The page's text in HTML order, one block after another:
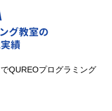
グ教室の
績
QUREOプログラミング